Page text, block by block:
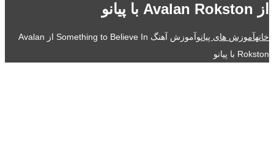
از Avalan Rokston با پیانو
خانهآموزش های پیانو
آموزش آهنگ Something to Believe In از Avalan
Rokston با پیانو